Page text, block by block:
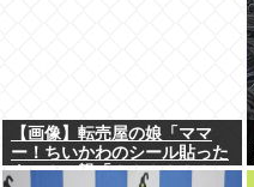
【画像】転売屋の娘「ママ
ー！ちいかわのシール貼った
よー！」親「！！！！！！」